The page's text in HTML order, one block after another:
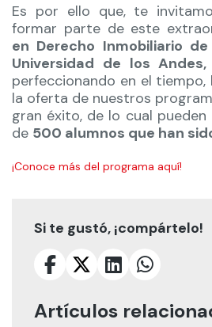
Es por ello que, te
formar parte de este
en Derecho Inmobiliario
Universidad de los Andes,
perfeccionando en el tiempo,
la oferta de nuestros
gran éxito, de lo cual
de 500 alumnos que han
¡Conoce más del programa aquí!
Si te gustó, ¡compártelo!
Artículos